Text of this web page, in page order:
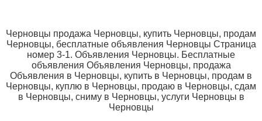
Черновцы продажа Черновцы, купить Черновцы, продам
Черновцы, бесплатные объявления Черновцы Страница
номер 3-1. Объявления Черновцы. Бесплатные
объявления Объявления Черновцы, продажа
Объявления в Черновцы, купить в Черновцы, продам в
Черновцы, куплю в Черновцы, продаю в Черновцы, сдам
в Черновцы, сниму в Черновцы, услуги Черновцы в
Черновцы